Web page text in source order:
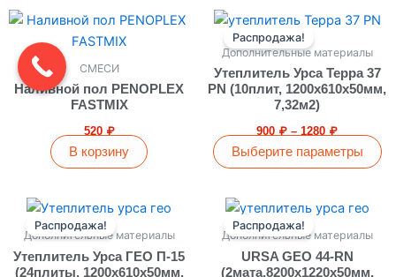
странице
товара.
СМЕСИ
Наливной пол PENOPLEX
FASTMIX
520 ₽
В корзину
Распродажа!
Дополнительные материалы
Утеплитель Урса Терра 37
PN (10плит, 1200х610х50мм,
7,32м2)
900 ₽ – 1280 ₽
Диапазон
–
1280 ₽
Выберите параметры
Этот
товар
имеет
несколько
вариаций.
Опции
можно
выбрать
странице
товара.
Распродажа!
Дополнительные материалы
Утеплитель Урса ГЕО П-15
(24плиты, 1200х610х50мм,
Первоначальная
цена
составляла
3580 ₽.
Текущая
2000 ₽.
Этот
товар
имеет
несколько
Распродажа!
Дополнительные материалы
URSA GEO 44-RN
(2мата,8200х1220х50мм,
Первоначальная
цена
составляла
3200 ₽.
Текущая
3000 ₽.